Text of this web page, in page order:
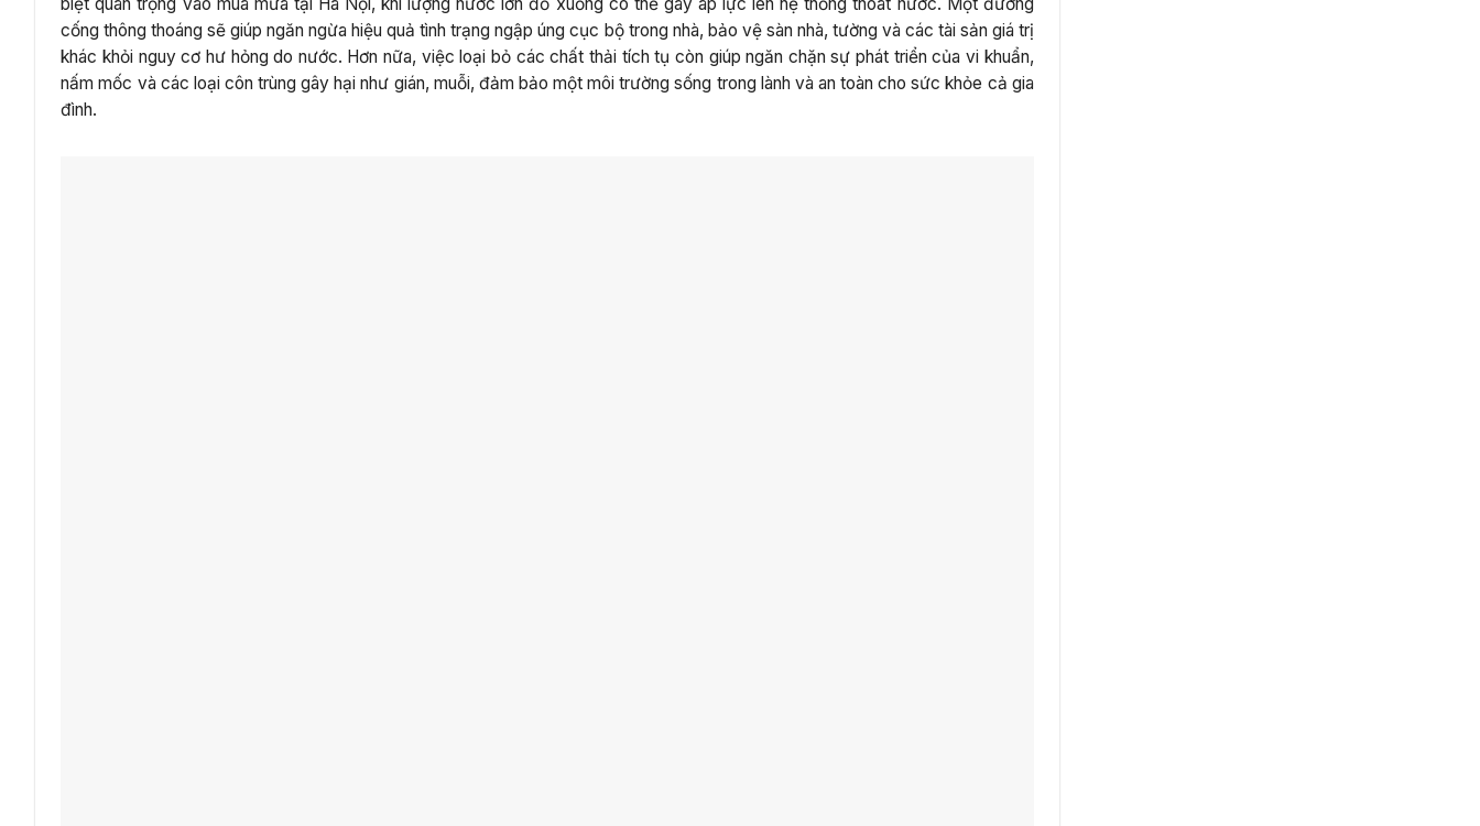
cống thông thoáng sẽ giúp ngăn ngừa hiệu quả tình trạng ngập úng cục bộ trong nhà, bảo vệ sàn nhà, tường và các tài sản giá trị
khác khỏi nguy cơ hư hỏng do nước. Hơn nữa, việc loại bỏ các chất thải tích tụ còn giúp ngăn chặn sự phát triển của vi khuẩn,
nấm mốc và các loại côn trùng gây hại như gián, muỗi, đảm bảo một môi trường sống trong lành và an toàn cho sức khỏe cả gia
đình.